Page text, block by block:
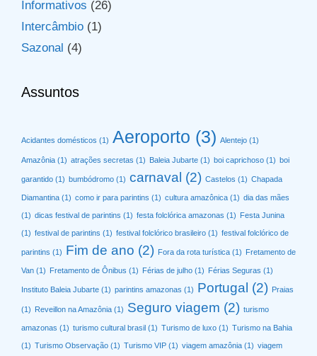
Informativos (26)
Intercâmbio (1)
Sazonal (4)
Assuntos
Acidantes domésticos (1) Aeroporto (3) Alentejo (1)
Amazônia (1) atrações secretas (1) Baleia Jubarte (1) boi caprichoso (1) boi
garantido (1) bumbódromo (1) carnaval (2) Castelos (1) Chapada
Diamantina (1) como ir para parintins (1) cultura amazônica (1) dia das mães
(1) dicas festival de parintins (1) festa folclórica amazonas (1) Festa Junina
(1) festival de parintins (1) festival folclórico brasileiro (1) festival folclórico de
parintins (1) Fim de ano (2) Fora da rota turística (1) Fretamento de
Van (1) Fretamento de Ônibus (1) Férias de julho (1) Férias Seguras (1)
Instituto Baleia Jubarte (1) parintins amazonas (1) Portugal (2) Praias
(1) Reveillon na Amazônia (1) Seguro viagem (2) turismo
amazonas (1) turismo cultural brasil (1) Turismo de luxo (1) Turismo na Bahia
(1) Turismo Observação (1) Turismo VIP (1) viagem amazônia (1) viagem